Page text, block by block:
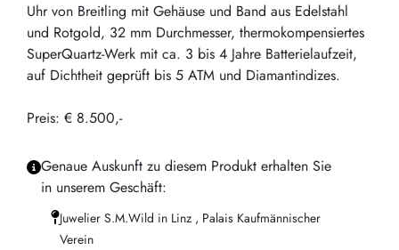
Uhr von Breitling mit Gehäuse und Band aus Edelstahl
und Rotgold, 32 mm Durchmesser, thermokompensiertes
SuperQuartz-Werk mit ca. 3 bis 4 Jahre Batterielaufzeit,
auf Dichtheit geprüft bis 5 ATM und Diamantindizes.
Preis: € 8.500,-
Genaue Auskunft zu diesem Produkt erhalten Sie
in unserem Geschäft:
Juwelier S.M.Wild in Linz , Palais Kaufmännischer
Verein